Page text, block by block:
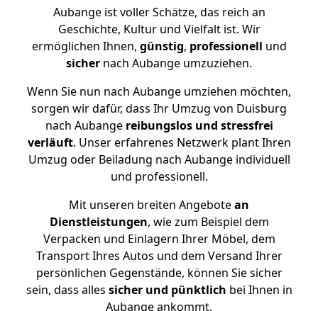
Aubange ist voller Schätze, das reich an
Geschichte, Kultur und Vielfalt ist. Wir
ermöglichen Ihnen, günstig, professionell und
sicher nach Aubange umzuziehen.
Wenn Sie nun nach Aubange umziehen möchten,
sorgen wir dafür, dass Ihr Umzug von Duisburg
nach Aubange reibungslos und stressfrei
verläuft. Unser erfahrenes Netzwerk plant Ihren
Umzug oder Beiladung nach Aubange individuell
und professionell.
Mit unseren breiten Angebotean
Dienstleistungen, wie zum Beispiel dem
Verpacken und Einlagern Ihrer Möbel, dem
Transport Ihres Autos und dem Versand Ihrer
persönlichen Gegenstände, können Sie sicher
sein, dass alles sicher und pünktlich bei Ihnen in
Aubange ankommt.